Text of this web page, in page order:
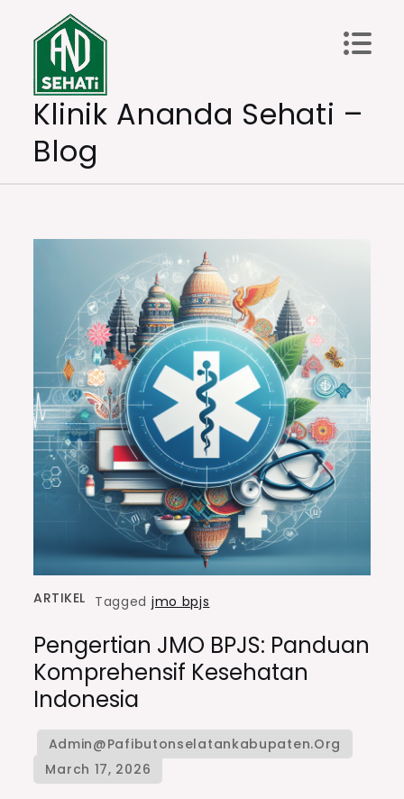
content
Klinik Ananda Sehati –
Blog
ARTIKEL Tagged jmo bpjs
Pengertian JMO BPJS: Panduan
Komprehensif Kesehatan
Indonesia